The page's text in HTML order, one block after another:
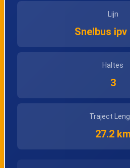
Lijn
Snelbus
Haltes
3
Traject
27.2